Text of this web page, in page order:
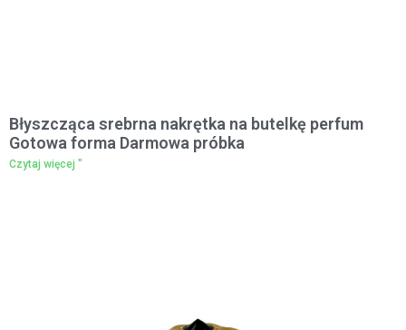
Błyszcząca srebrna nakrętka na butelkę perfum
Gotowa forma Darmowa próbka
Czytaj więcej "